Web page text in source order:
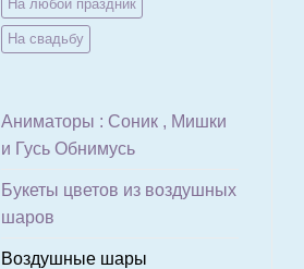
На любой праздник
На свадьбу
Аниматоры : Соник , Мишки
и Гусь Обнимусь
Букеты цветов из воздушных
шаров
Воздушные шары